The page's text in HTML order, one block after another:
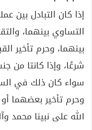
إذا كان التبادل بين
التساوي بينهما،
بينهما، وحرم تأخير
شرعًا، وإذا كانتا من
سواء كان ذلك في
وحرم تأخير بعضهما
الله على نبينا محمد